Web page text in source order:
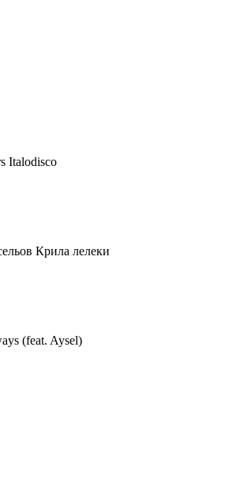
Italodisco
Крила лелеки
(feat. Aysel)